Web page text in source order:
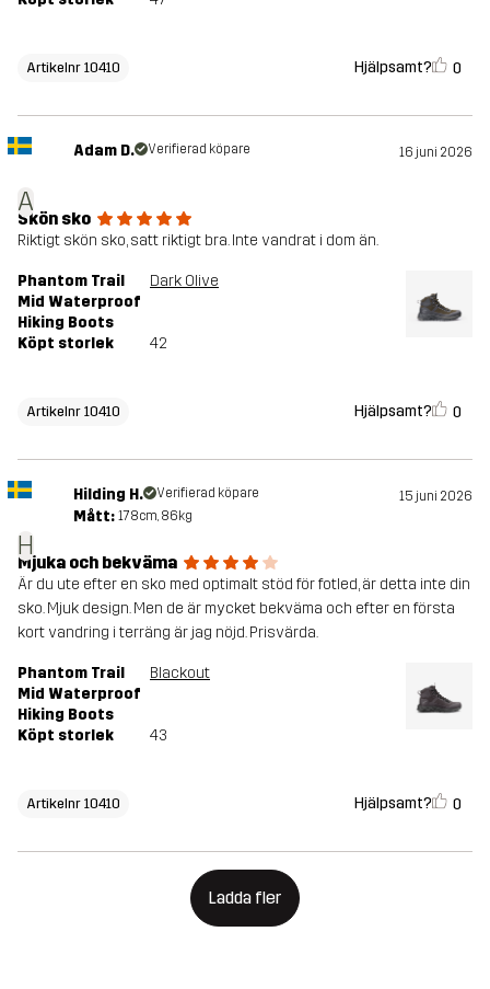
Artikelnr 10410 Hjälpsamt? 0
A
Adam D. Verifierad köpare 16 juni 2026
Skön sko
Riktigt skön sko, satt riktigt bra. Inte vandrat i dom än.
Phantom Trail
Mid Waterproof
Hiking Boots
Dark Olive
Köpt storlek 42
Artikelnr 10410 Hjälpsamt? 0
H
Hilding H. Verifierad köpare 15 juni 2026
Mått: 178cm, 86kg
Mjuka och bekväma
Är du ute efter en sko med optimalt stöd för fotled, är detta inte din
sko. Mjuk design. Men de är mycket bekväma och efter en första
kort vandring i terräng är jag nöjd. Prisvärda.
Phantom Trail
Mid Waterproof
Hiking Boots
Blackout
Köpt storlek 43
Artikelnr 10410 Hjälpsamt? 0
Ladda fler